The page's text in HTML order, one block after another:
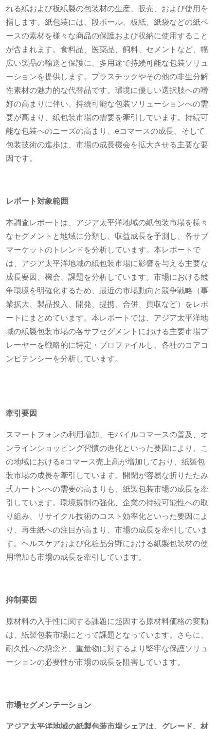
れる紙および板紙製の包装材の生産、販売、および使用を
指します。紙包装には、段ボール、板紙、紙袋などの紙ベ
ースの素材を様々な商品の保護および収納に使用すること
が含まれます。食料品、医薬品、飼料、セメントなど、幅
広い製品の輸送と保護に、多用途で持続可能な包装ソリュ
ーションを提供します。プラスチックやその他の非生分解
性素材の魅力的な代替品です。環境に優しい選択肢への嗜
好の高まりに伴い、持続可能な包装ソリューションへの需
要が高まり、紙包装市場の需要を牽引しています。持続可
能な包装へのニーズの高まり、eコマースの成長、そして
包装技術の進歩は、市場の成長機会を拡大させる主要な要
因です。
レポート対象範囲
本調査レポートは、アジア太平洋地域の紙包装市場を様々
なセグメントと地域に分類し、収益成長を予測し、各サブ
マーケットのトレンドを分析しています。本レポートで
は、アジア太平洋地域の紙包装市場に影響を与える主要な
成長要因、機会、課題を分析しています。市場における競
争環境を明確化するため、最近の市場動向と競争戦略（事
業拡大、製品投入、開発、提携、合併、買収など）をレポ
ートにまとめています。本レポートでは、アジア太平洋地
域の紙製包装市場の各サブセグメントにおける主要市場プ
レーヤーを戦略的に特定・プロファイルし、各社のコアコ
ンピテンシーを分析しています。
牽引要因
スマートフォンの利用増加、モバイルコマースの普及、オ
ンラインショッピング習慣の進化といった要因により、こ
の地域におけるeコマース売上高が増加しており、紙製包
装市場の成長を牽引しています。開閉が容易な折りたたみ
式カートンへの需要の高まりも、紙製包装市場の成長を牽
引しています。環境規制の強化、企業の持続可能性への取
り組み、リサイクル技術のコスト効率化といった要因によ
り、再生紙への注目が高まり、市場の成長を牽引していま
す。ヘルスケアおよび化粧品分野における紙製包装材の使
用増加も市場の成長を牽引しています。
抑制要因
原材料の入手性に関する課題に起因する原材料価格の変動
は、紙製包装市場にとって課題となっています。さらに、
耐久性への懸念と、重量物に対するより堅牢な保護ソリュ
ーションの必要性が市場の成長を阻害しています。
市場セグメンテーション
アジア太平洋地域の紙製包装市場シェアは、グレード、材